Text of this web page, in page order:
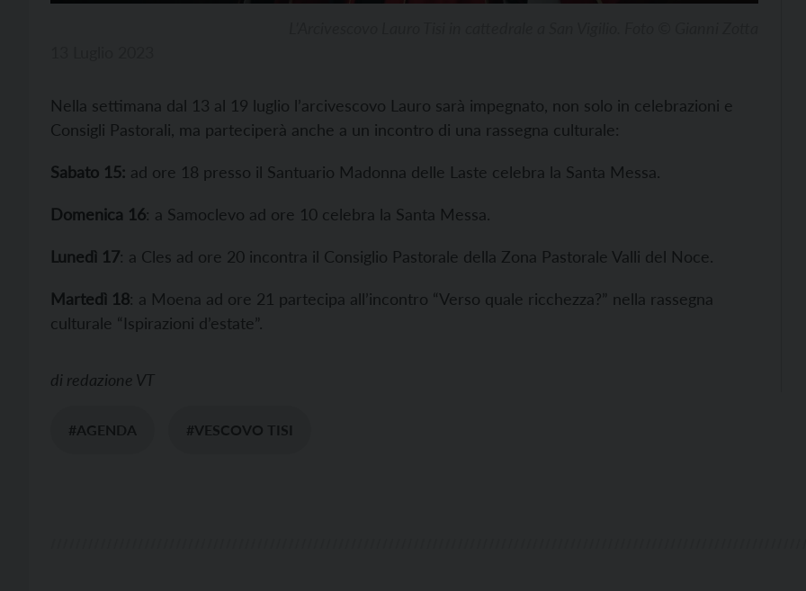
Nella settimana dal 13 al 19 luglio l’arcivescovo Lauro sarà impegnato, non solo in celebrazioni e
Consigli Pastorali, ma parteciperà anche a un incontro di una rassegna culturale:
Sabato 15: ad ore 18 presso il Santuario Madonna delle Laste celebra la Santa Messa.
Domenica 16: a Samoclevo ad ore 10 celebra la Santa Messa.
Lunedì 17: a Cles ad ore 20 incontra il Consiglio Pastorale della Zona Pastorale Valli del Noce.
Martedì 18: a Moena ad ore 21 partecipa all’incontro “Verso quale ricchezza?” nella rassegna
culturale “Ispirazioni d’estate”.
di redazione VT
#AGENDA #VESCOVO TISI